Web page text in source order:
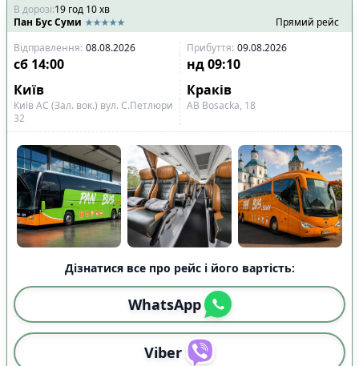
В дорозі:19 год 10хв
Пан Бус Суми
Прямий рейс
Відправлення: 08.08.2026 Прибуття: 09.08.2026
сб 14:00 нд 09:10
Київ
Краків
Київ АС (Зал. вок.) вул. С.Петлюри
32
АВ Bosacka, 18
Дізнатися все про рейс і його вартість:
WhatsApp
Viber